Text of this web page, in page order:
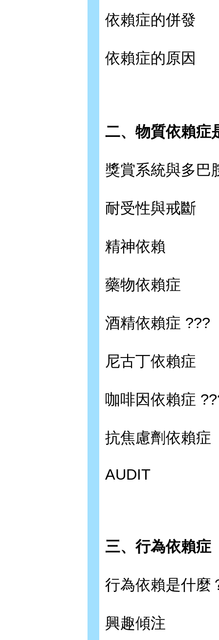
依賴症的併發
依賴症的原因
二、物質依賴症
獎賞系統與多巴
耐受性與戒斷
精神依賴
藥物依賴症
酒精依賴症 ???
尼古丁依賴症
咖啡因依賴症
抗焦慮劑依賴症
AUDIT
三、行為依賴症
行為依賴是什麼
興趣傾注